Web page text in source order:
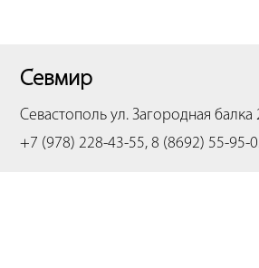
Севмир
Севастополь ул. Загородная
+7 (978) 228-43-55, 8 (8692) 55-95-